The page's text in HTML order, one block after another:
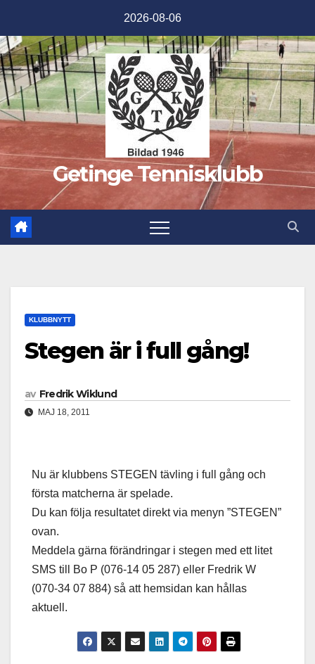
innehåll
2026-08-06
Getinge Tennisklubb
KLUBBNYTT
Stegen är i full gång!
av Fredrik Wiklund
MAJ 18, 2011
Nu är klubbens STEGEN tävling i full gång och
första matcherna är spelade.
Du kan följa resultatet direkt via menyn ”STEGEN”
ovan.
Meddela gärna förändringar i stegen med ett litet
SMS till Bo P (076-14 05 287) eller Fredrik W
(070-34 07 884) så att hemsidan kan hållas
aktuell.